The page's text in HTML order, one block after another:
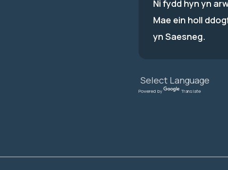
Ni fydd hyn yn
Mae ein holl
yn Saesneg.
Powered by Translate